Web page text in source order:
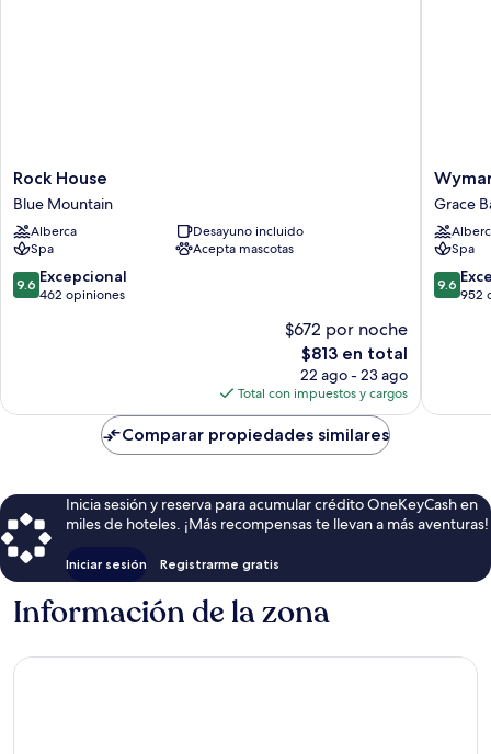
Rock
House
Blue
Mountain
Rock House
Blue Mountain
Alberca
Desayuno incluido
Spa
Acepta mascotas
9.6
de
9.6 Excepcional
462 opiniones
$672 por noche
El
precio
actual
es
de
$813
$813 en total
22 ago - 23 ago
Total con impuestos y cargos
Wymara
Resort
and
Villas
Grace
Bay
Grace
Spa
9.6
de
9.6
952
Comparar propiedades similares
Inicia sesión y reserva para acumular crédito OneKeyCash en
miles de hoteles. ¡Más recompensas te llevan a más aventuras!
Iniciar sesión Registrarme gratis
Información de la zona